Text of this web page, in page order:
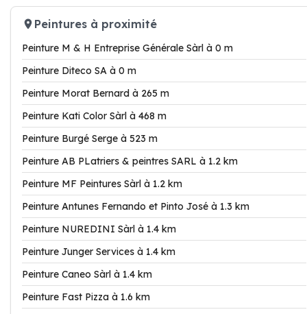
Peintures à proximité
Peinture M & H Entreprise Générale Sàrl à 0 m
Peinture Diteco SA à 0 m
Peinture Morat Bernard à 265 m
Peinture Kati Color Sàrl à 468 m
Peinture Burgé Serge à 523 m
Peinture AB PLatriers & peintres SARL à 1.2 km
Peinture MF Peintures Sàrl à 1.2 km
Peinture Antunes Fernando et Pinto José à 1.3 km
Peinture NUREDINI Sàrl à 1.4 km
Peinture Junger Services à 1.4 km
Peinture Caneo Sàrl à 1.4 km
Peinture Fast Pizza à 1.6 km